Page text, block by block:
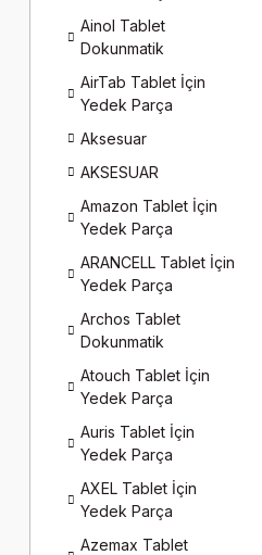
Ainol Tablet
Dokunmatik
AirTab Tablet İçin
Yedek Parça
Aksesuar
AKSESUAR
Amazon Tablet İçin
Yedek Parça
ARANCELL Tablet İçin
Yedek Parça
Archos Tablet
Dokunmatik
Atouch Tablet İçin
Yedek Parça
Auris Tablet İçin
Yedek Parça
AXEL Tablet İçin
Yedek Parça
Azemax Tablet